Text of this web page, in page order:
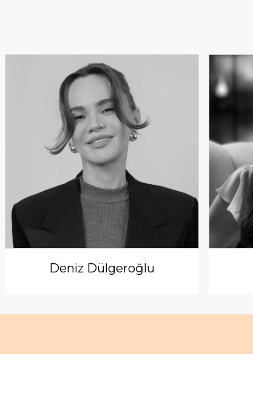
Deniz Dülgeroğlu